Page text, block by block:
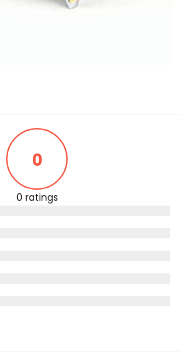
0
0 ratings